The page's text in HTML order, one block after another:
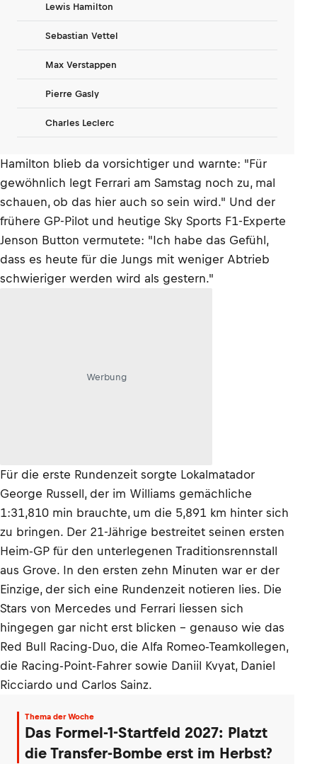
Lewis Hamilton
Sebastian Vettel
Max Verstappen
Pierre Gasly
Charles Leclerc
Hamilton blieb da vorsichtiger und warnte: "Für
gewöhnlich legt Ferrari am Samstag noch zu, mal
schauen, ob das hier auch so sein wird." Und der
frühere GP-Pilot und heutige Sky Sports F1-Experte
Jenson Button vermutete: "Ich habe das Gefühl,
dass es heute für die Jungs mit weniger Abtrieb
schwieriger werden wird als gestern."
Werbung
Für die erste Rundenzeit sorgte Lokalmatador
George Russell, der im Williams gemächliche
1:31,810 min brauchte, um die 5,891 km hinter sich
zu bringen. Der 21-Jährige bestreitet seinen ersten
Heim-GP für den unterlegenen Traditionsrennstall
aus Grove. In den ersten zehn Minuten war er der
Einzige, der sich eine Rundenzeit notieren lies. Die
Stars von Mercedes und Ferrari liessen sich
hingegen gar nicht erst blicken – genauso wie das
Red Bull Racing-Duo, die Alfa Romeo-Teamkollegen,
die Racing-Point-Fahrer sowie Daniil Kvyat, Daniel
Ricciardo und Carlos Sainz.
Thema der Woche
Das Formel-1-Startfeld 2027: Platzt
die Transfer-Bombe erst im Herbst?